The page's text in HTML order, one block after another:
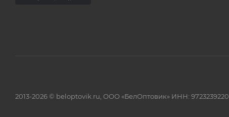
2013-2026 © beloptovik.ru, ООО «БелОптовик» ИНН: 9723239220